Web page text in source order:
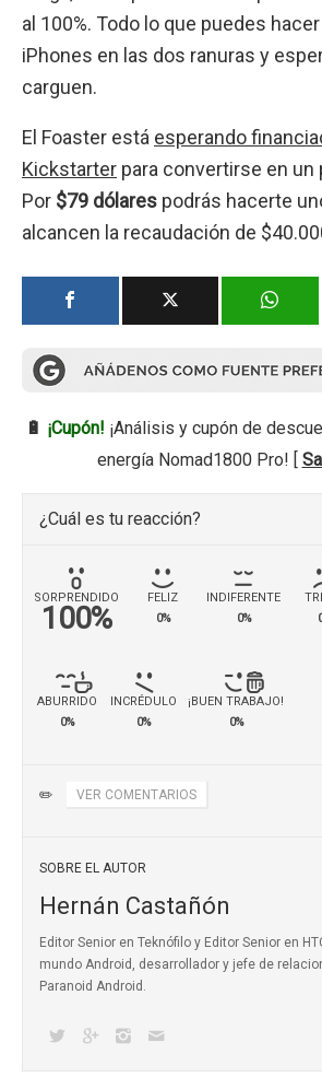
al 100%. Todo lo que puedes
iPhones en las dos ranuras y
carguen.
El Foaster está esperando
Kickstarter para convertirse en un
Por $79 dólares podrás hacerte
alcancen la recaudación de
🔋 ¡Cupón! ¡Análisis y cupón de
energía Nomad1800 Pro! [
¿Cuál es tu reacción?
SORPRENDIDO
100%
FELIZ
0%
INDIFERENTE
0%
ABURRIDO
0%
INCRÉDULO
0%
¡BUEN TRABAJO!
0%
✏️ VER COMENTARIOS
SOBRE EL AUTOR
Hernán Castañón
Editor Senior en Teknófilo y Editor Senior en
mundo Android, desarrollador y jefe de
Paranoid Android.